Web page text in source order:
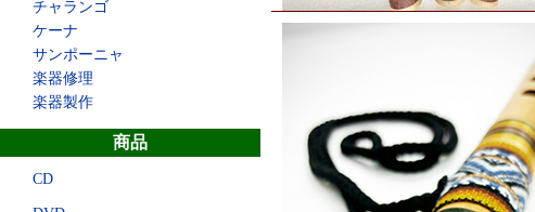
チャランゴ
ケーナ
サンポーニャ
楽器修理
楽器製作
商品
CD